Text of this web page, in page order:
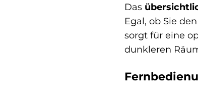
Das
Egal, ob Sie
sorgt für eine
dunkleren